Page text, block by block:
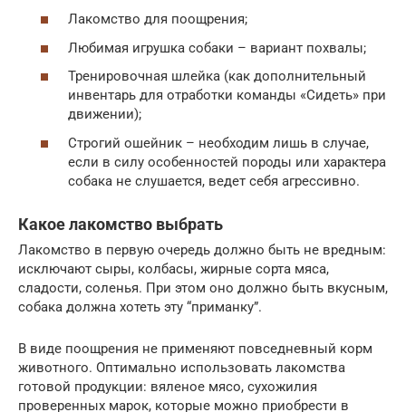
Лакомство для поощрения;
Любимая игрушка собаки – вариант похвалы;
Тренировочная шлейка (как дополнительный
инвентарь для отработки команды «Сидеть» при
движении);
Строгий ошейник – необходим лишь в случае,
если в силу особенностей породы или характера
собака не слушается, ведет себя агрессивно.
Какое лакомство выбрать
Лакомство в первую очередь должно быть не вредным:
исключают сыры, колбасы, жирные сорта мяса,
сладости, соленья. При этом оно должно быть вкусным,
собака должна хотеть эту “приманку”.
В виде поощрения не применяют повседневный корм
животного. Оптимально использовать лакомства
готовой продукции: вяленое мясо, сухожилия
проверенных марок, которые можно приобрести в